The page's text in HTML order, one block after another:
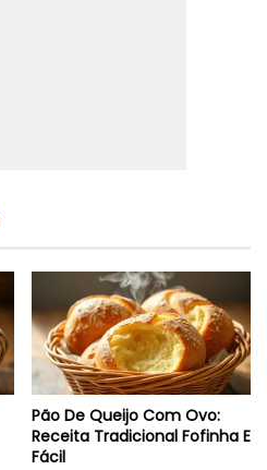
Pão De Queijo Com Ovo:
Receita Tradicional Fofinha E
Fácil